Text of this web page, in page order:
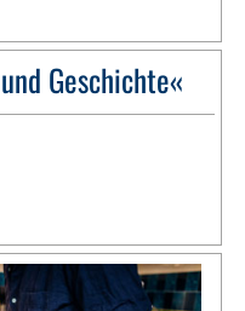
Geschichte«